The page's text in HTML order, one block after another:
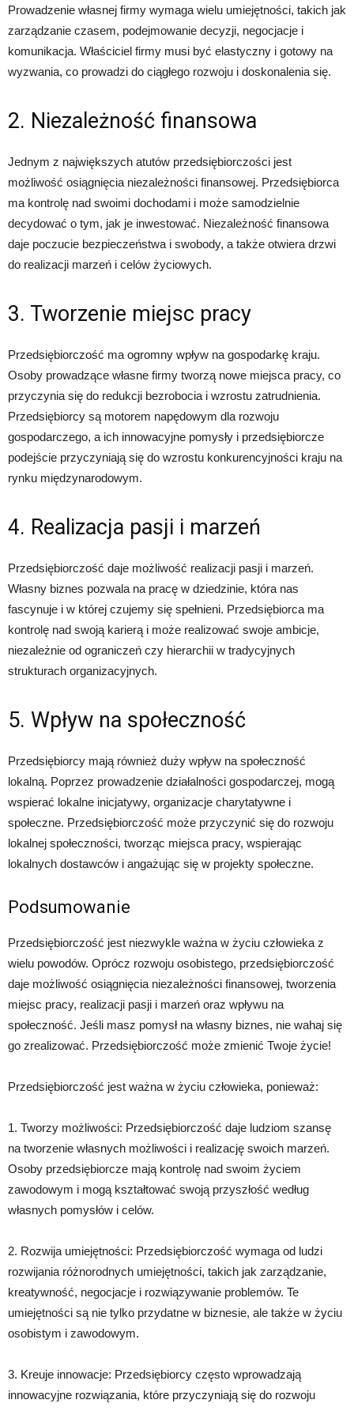
Prowadzenie własnej firmy wymaga wielu umiejętności, takich jak
zarządzanie czasem, podejmowanie decyzji, negocjacje i
komunikacja. Właściciel firmy musi być elastyczny i gotowy na
wyzwania, co prowadzi do ciągłego rozwoju i doskonalenia się.
2. Niezależność finansowa
Jednym z największych atutów przedsiębiorczości jest
możliwość osiągnięcia niezależności finansowej. Przedsiębiorca
ma kontrolę nad swoimi dochodami i może samodzielnie
decydować o tym, jak je inwestować. Niezależność finansowa
daje poczucie bezpieczeństwa i swobody, a także otwiera drzwi
do realizacji marzeń i celów życiowych.
3. Tworzenie miejsc pracy
Przedsiębiorczość ma ogromny wpływ na gospodarkę kraju.
Osoby prowadzące własne firmy tworzą nowe miejsca pracy, co
przyczynia się do redukcji bezrobocia i wzrostu zatrudnienia.
Przedsiębiorcy są motorem napędowym dla rozwoju
gospodarczego, a ich innowacyjne pomysły i przedsiębiorcze
podejście przyczyniają się do wzrostu konkurencyjności kraju na
rynku międzynarodowym.
4. Realizacja pasji i marzeń
Przedsiębiorczość daje możliwość realizacji pasji i marzeń.
Własny biznes pozwala na pracę w dziedzinie, która nas
fascynuje i w której czujemy się spełnieni. Przedsiębiorca ma
kontrolę nad swoją karierą i może realizować swoje ambicje,
niezależnie od ograniczeń czy hierarchii w tradycyjnych
strukturach organizacyjnych.
5. Wpływ na społeczność
Przedsiębiorcy mają również duży wpływ na społeczność
lokalną. Poprzez prowadzenie działalności gospodarczej, mogą
wspierać lokalne inicjatywy, organizacje charytatywne i
społeczne. Przedsiębiorczość może przyczynić się do rozwoju
lokalnej społeczności, tworząc miejsca pracy, wspierając
lokalnych dostawców i angażując się w projekty społeczne.
Podsumowanie
Przedsiębiorczość jest niezwykle ważna w życiu człowieka z
wielu powodów. Oprócz rozwoju osobistego, przedsiębiorczość
daje możliwość osiągnięcia niezależności finansowej, tworzenia
miejsc pracy, realizacji pasji i marzeń oraz wpływu na
społeczność. Jeśli masz pomysł na własny biznes, nie wahaj się
go zrealizować. Przedsiębiorczość może zmienić Twoje życie!
Przedsiębiorczość jest ważna w życiu człowieka, ponieważ:
1. Tworzy możliwości: Przedsiębiorczość daje ludziom szansę
na tworzenie własnych możliwości i realizację swoich marzeń.
Osoby przedsiębiorcze mają kontrolę nad swoim życiem
zawodowym i mogą kształtować swoją przyszłość według
własnych pomysłów i celów.
2. Rozwija umiejętności: Przedsiębiorczość wymaga od ludzi
rozwijania różnorodnych umiejętności, takich jak zarządzanie,
kreatywność, negocjacje i rozwiązywanie problemów. Te
umiejętności są nie tylko przydatne w biznesie, ale także w życiu
osobistym i zawodowym.
3. Kreuje innowacje: Przedsiębiorcy często wprowadzają
innowacyjne rozwiązania, które przyczyniają się do rozwoju